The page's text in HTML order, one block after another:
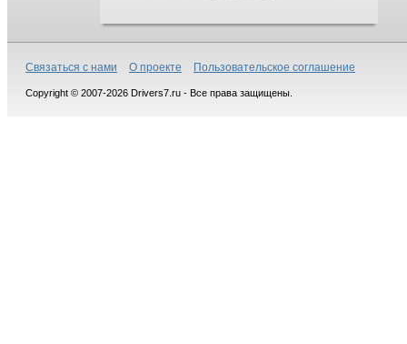
Связаться с нами О проекте Пользовательское соглашение
Copyright © 2007-2026 Drivers7.ru - Все права защищены.